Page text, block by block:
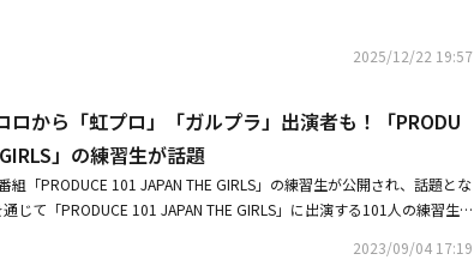
伝えている」と説明。同日、COCOROは「週刊文春」のインタビュー
ョン番組「PRODUCE 101 JAPAN THE GIRLS」を通じて誕生したガー
かつてCherry Bulletのメンバーとしても活動していた。・ME:I、4人が
専属契約も終了（公式）・ME:I、活動終了の3人がコメントを発表「自
のメンバーとしてデビューするも、同年12月にグループを脱退。その
神的疲弊のため休養を発表。彼女はLDH JAPANのパフォーマンスグル
てME:Iのデビューメンバーに選ばれた。また、SHIZUKUは「事務所の
」として、10月から活動を休止。発表直後には、先輩グループにあた
のスキャンダルが報じられていた。ME:Iは2024年4月に正式デビュー。
戦」初出場を果たした。日本活動のみならず、今年4月にはMnet「M C
AYANE、KEIKO、RINON、SUZU、TSUZUMIの7人で活動していく。・M
2025/12/22 19:57
から「虹プロ」「ガルプラ」出演者も！「PRODU
」の練習生が話題
組「PRODUCE 101 JAPAN THE GIRLS」の練習生が公開され、話題とな
じて「PRODUCE 101 JAPAN THE GIRLS」に出演する101人の練習生
ーテインメント所属のガールズグループCherry Bulletのメンバーとして
2023/09/04 17:19